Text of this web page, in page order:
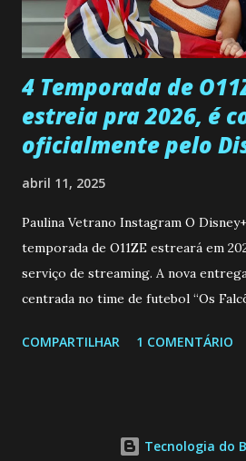
ter sido vítima da fúria de Gabriel.
que a clínica inseminou por engano
...
4 Temporada de
estreia pra 2026, é
oficialmente pelo
abril 11, 2025
Paulina Vetrano Instagram O
temporada de O11ZE estreará em
serviço de streaming. A nova
centrada no time de futebol “Os
Brum (Dedé), que voltam a
atleta Sergio “Kun” Agüero, além de
COMPARTILHAR 1 COMENTÁRIO
Tecnologia do